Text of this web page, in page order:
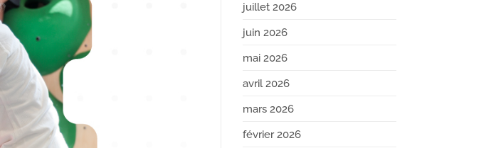
juillet 2026
juin 2026
mai 2026
avril 2026
mars 2026
février 2026